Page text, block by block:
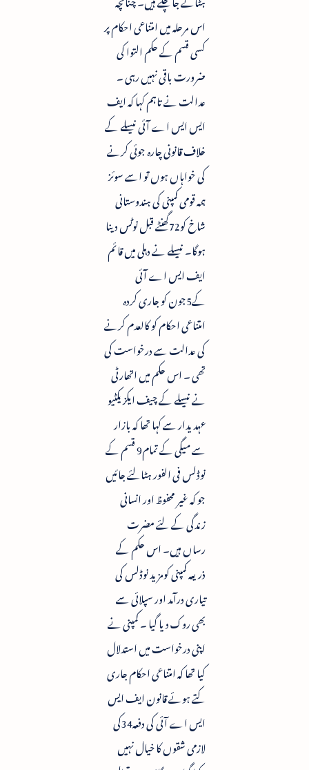
اس مرحلہ میں امتناعی احکام پر
کسی قسم کے حکم التوا کی
ضرورت باقی نہیں رہی ۔
عدالت نے تاہم کہا کہ ایف
ایس ایس اے آئی نیسلے کے
خلاف قانونی چارہ جوئی کرنے
کی خواہاں ہوں تو اسے سوئز
ہمہ قومی کمپنی کی ہندوستانی
شاخ کو72گھنٹے قبل نوٹس دینا
ہوگا۔ نیسلے نے دہلی میں قائم
ایف ایس اے آئی
کے5جون کو جاری کردہ
امتناعی احکام کو کالعدم کرنے
کی عدالت سے درخواست کی
تھی ۔ اس حکم میں اتھارٹی
نے نیسلے کے چیف ایکزیکٹیو
عہدیدار سے کہا تھا کہ بازار
سے میگی کے تمام9 قسم کے
نوڈلس فی الفور ہٹالئے جائیں
جو کہ غیر محفوظ اور انسانی
زندگی کے لئے مضرت
رساں ہیں۔ اس حکم کے
ذریعہ کمپنی کومزید نوڈلس کی
تیاری درآمد اور سپلائی سے
بھی روک دیا گیا ۔ کمپنی نے
اپنی درخواست میں استدلال
کیا تھا کہ امتناعی احکام جاری
کتے ہوئے قانون ایف ایس
ایس اے آئی کی دفعہ34کی
لازمی شقوں کا خیال نہیں